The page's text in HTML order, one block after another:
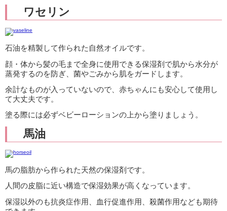
ワセリン
石油を精製して作られた自然オイルです。
顔・体から髪の毛まで全身に使用できる保湿剤で肌から水分が
蒸発するのを防ぎ、菌やごみから肌をガードします。
余計なものが入っていないので、赤ちゃんにも安心して使用し
て大丈夫です。
塗る際には必ずベビーローションの上から塗りましょう。
馬油
馬の脂肪から作られた天然の保湿剤です。
人間の皮脂に近い構造で保湿効果が高くなっています。
保湿以外のも抗炎症作用、血行促進作用、殺菌作用なども期待